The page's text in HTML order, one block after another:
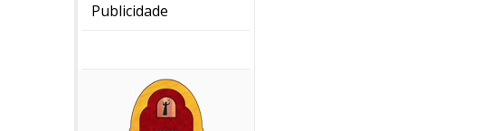
Publicidade